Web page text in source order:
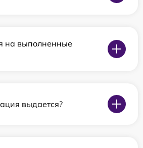
на выполненные
выдается?